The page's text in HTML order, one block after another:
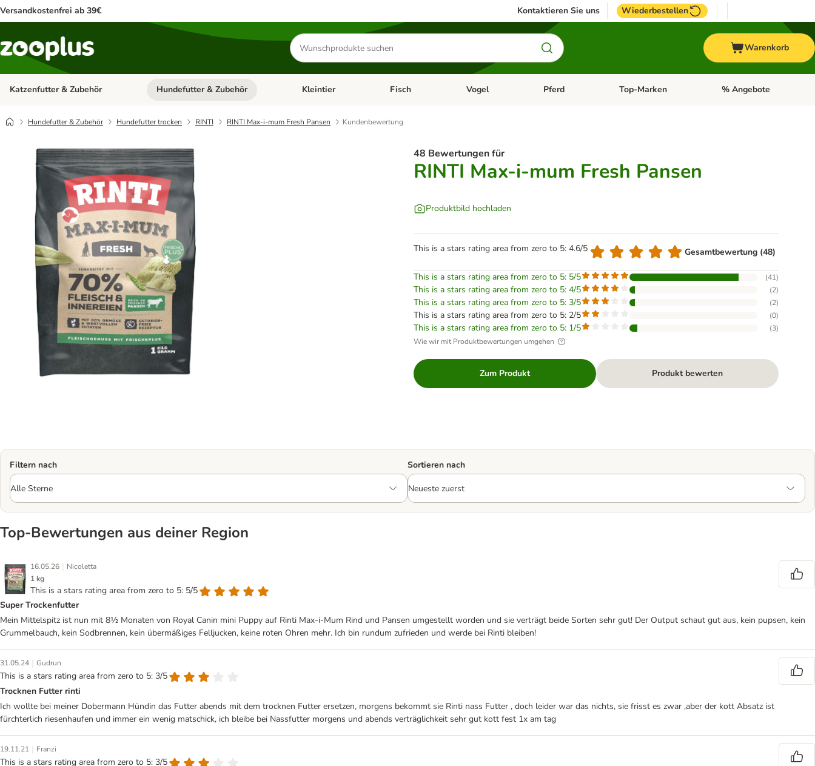
Versandkostenfrei ab 39€ Kontaktieren Sie uns Wiederbestellen
Produkte
suchen
Warenkorb
Katzenfutter & Zubehör Kategorie-Menü öffnen: Katzenfutter & Zubehör
Hundefutter & Zubehör Kategorie-Menü öffnen: Hundefutter & Zubehör
Kleintier Kategorie-Menü öffnen: Kleintier
Fisch Kategorie-Menü öffnen: Fisch
Vogel Kategorie-Menü öffnen: Vogel
Pferd Kategorie-Menü öffnen: Pferd
Top-Marken Kategorie-Menü öffnen:
% Angebote
Hundefutter & Zubehör Hundefutter trocken RINTI RINTI Max-i-mum Fresh Pansen Kundenbewertung
48 Bewertungen für
RINTI Max-i-mum Fresh Pansen
Produktbild hochladen
This is a stars rating area from zero to 5: 4.6/5 Gesamtbewertung (48)
This is a stars rating area from zero to 5: 5/5 (41)
This is a stars rating area from zero to 5: 4/5 (2)
This is a stars rating area from zero to 5: 3/5 (2)
This is a stars rating area from zero to 5: 2/5 (0)
This is a stars rating area from zero to 5: 1/5 (3)
Wie wir mit Produktbewertungen umgehen
Zum Produkt Produkt bewerten
Filtern nach Sortieren nach
Top‑Bewertungen aus deiner Region
16.05.26 | Nicoletta
1 kg
This is a stars rating area from zero to 5: 5/5
Super Trockenfutter
Mein Mittelspitz ist nun mit 8½ Monaten von Royal Canin mini Puppy auf Rinti Max-i-Mum Rind und Pansen umgestellt worden und sie verträgt beide Sorten sehr gut! Der Output schaut gut aus, kein pupsen, kein
Grummelbauch, kein Sodbrennen, kein übermäßiges Felljucken, keine roten Ohren mehr. Ich bin rundum zufrieden und werde bei Rinti bleiben!
31.05.24 | Gudrun
This is a stars rating area from zero to 5: 3/5
Trocknen Futter rinti
Ich wollte bei meiner Dobermann Hündin das Futter abends mit dem trocknen Futter ersetzen, morgens bekommt sie Rinti nass Futter , doch leider war das nichts, sie frisst es zwar ,aber der kott Absatz ist
fürchterlich riesenhaufen und immer ein wenig matschick, ich bleibe bei Nassfutter morgens und abends verträglichkeit sehr gut kott fest 1x am tag
19.11.21 | Franzi
This is a stars rating area from zero to 5: 3/5